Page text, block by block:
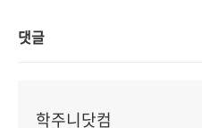
댓글
학주니닷컴